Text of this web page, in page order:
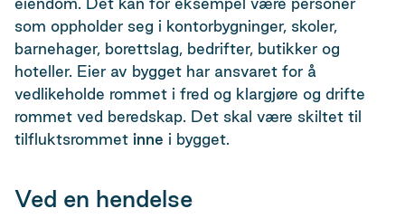
som oppholder seg i kontorbygninger, skoler,
barnehager, borettslag, bedrifter, butikker og
hoteller. Eier av bygget har ansvaret for å
vedlikeholde rommet i fred og klargjøre og drifte
rommet ved beredskap. Det skal være skiltet til
tilfluktsrommet inne i bygget.
Ved en hendelse